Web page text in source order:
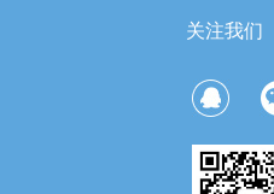
关注我们